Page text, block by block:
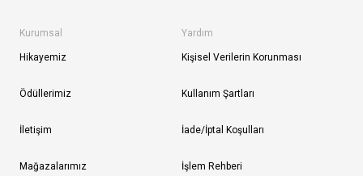
Kurumsal
Hikayemiz
Ödüllerimiz
İletişim
Mağazalarımız
Yardım
Kişisel Verilerin Korunması
Kullanım Şartları
İade/İptal Koşulları
İşlem Rehberi